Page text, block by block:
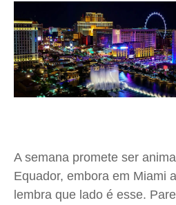
Direitos
Economia
Cultura
Colunas
Jr Mignone (in memorian)
Wanda Sily
Direitos
Economia
Cultura
Colunas
Jr Mignone (in memorian)
Wanda Sily
Direitos
Economia
Cultura
Colunas
Jr Mignone (in memorian)
Wanda Sily
Direitos
Economia
Cultura
Colunas
Jr Mignone (in memorian)
Wanda Sily
A semana promete ser
Equador, embora em Miami
lembra que lado é esse.